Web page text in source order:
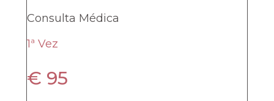
Consulta Médica
1ª Vez
€ 95